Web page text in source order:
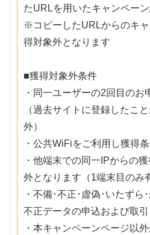
たURLを用いたキャンペー
※コピーしたURLからのキ
得対象外となります
■獲得対象外条件
・同一ユーザーの2回目のお
（過去サイトに登録したこ
外）
・公共WiFiをご利用し獲得
・他端末での同一IPからの
外となります（1端末目のみ
・不備･不正･虚偽･いたずら
不正データの申込および取引
・本キャンペーンページ以